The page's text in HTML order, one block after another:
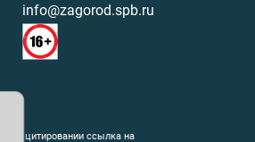
info@zagorod.spb.ru
цитировании ссылка на